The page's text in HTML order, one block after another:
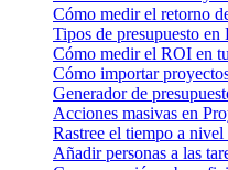
Cómo medir el retorno
Tipos de presupuesto en
Cómo medir el ROI en
Cómo importar
Generador de
Acciones masivas en
Rastree el tiempo a nivel
Añadir personas a las